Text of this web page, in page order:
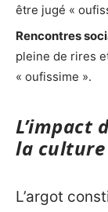
être jugé «
Rencontres
pleine de rires
« oufissime ».
L’impact
la
L’argot